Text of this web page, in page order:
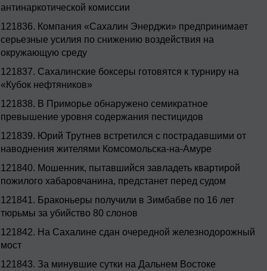
антинаркотической комиссии
121836. Компания «Сахалин Энерджи» предпринимает
серьезные усилия по снижению воздействия на
окружающую среду
121837. Сахалинские боксеры готовятся к турниру на
«Кубок нефтяников»
121838. В Приморье обнаружено семикратное
превышение уровня содержания пестицидов
121839. Юрий Трутнев встретился с пострадавшими от
наводнения жителями Комсомольска-на-Амуре
121840. Мошенник, пытавшийся завладеть квартирой
пожилого хабаровчанина, предстанет перед судом
121841. Браконьеры получили в Зимбабве по 16 лет
тюрьмы за убийство 80 слонов
121842. На Сахалине сдан очередной железнодорожный
мост
121843. За минувшие сутки на Дальнем Востоке